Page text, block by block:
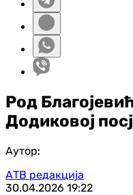
Род
Додиковој
Аутор:
АТВ редакција
30.04.2026 19:22